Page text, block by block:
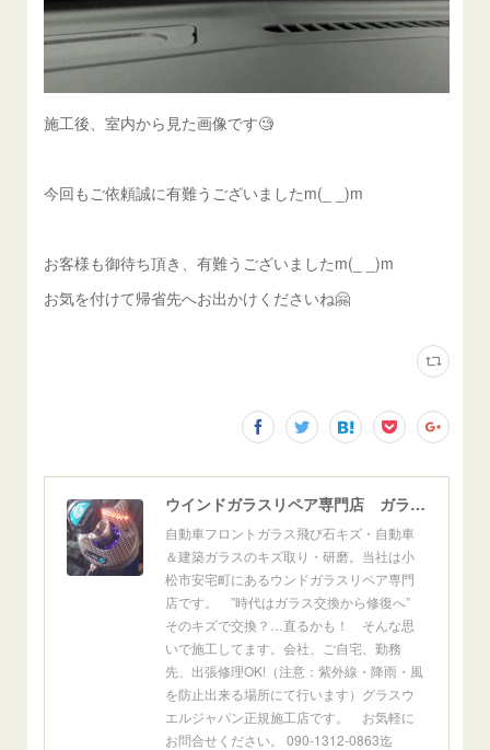
施工後、室内から見た画像です🧐
今回もご依頼誠に有難うございましたm(_ _)m
お客様も御待ち頂き、有難うございましたm(_ _)m
お気を付けて帰省先へお出かけくださいね🤗
ウインドガラスリペア専門店 ガラスリペア・ヨシダ グラスウェルドジャパン 正規施工店 小松市
自動車フロントガラス飛び石キズ・自動車
＆建築ガラスのキズ取り・研磨。当社は小
松市安宅町にあるウンドガラスリペア専門
店です。 ”時代はガラス交換から修復へ”
そのキズで交換？…直るかも！ そんな思
いで施工してます。会社、ご自宅、勤務
先、出張修理OK!（注意：紫外線・降雨・風
を防止出来る場所にて行います）グラスウ
エルジャパン正規施工店です。 お気軽に
お問合せください。 090-1312-0863迄